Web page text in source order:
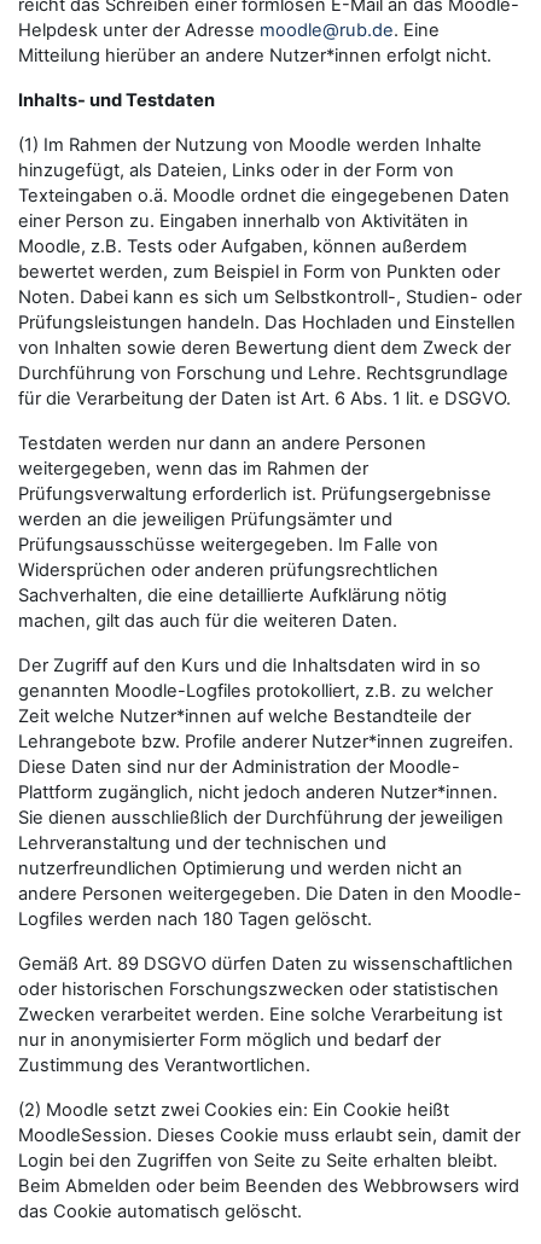
reicht das Schreiben einer formlosen E-Mail an das Moodle-
Helpdesk unter der Adresse moodle@rub.de. Eine
Mitteilung hierüber an andere Nutzer*innen erfolgt nicht.
Inhalts- und Testdaten
(1) Im Rahmen der Nutzung von Moodle werden Inhalte
hinzugefügt, als Dateien, Links oder in der Form von
Texteingaben o.ä. Moodle ordnet die eingegebenen Daten
einer Person zu. Eingaben innerhalb von Aktivitäten in
Moodle, z.B. Tests oder Aufgaben, können außerdem
bewertet werden, zum Beispiel in Form von Punkten oder
Noten. Dabei kann es sich um Selbstkontroll-, Studien- oder
Prüfungsleistungen handeln. Das Hochladen und Einstellen
von Inhalten sowie deren Bewertung dient dem Zweck der
Durchführung von Forschung und Lehre. Rechtsgrundlage
für die Verarbeitung der Daten ist Art. 6 Abs. 1 lit. e DSGVO.
Testdaten werden nur dann an andere Personen
weitergegeben, wenn das im Rahmen der
Prüfungsverwaltung erforderlich ist. Prüfungsergebnisse
werden an die jeweiligen Prüfungsämter und
Prüfungsausschüsse weitergegeben. Im Falle von
Widersprüchen oder anderen prüfungsrechtlichen
Sachverhalten, die eine detaillierte Aufklärung nötig
machen, gilt das auch für die weiteren Daten.
Der Zugriff auf den Kurs und die Inhaltsdaten wird in so
genannten Moodle-Logfiles protokolliert, z.B. zu welcher
Zeit welche Nutzer*innen auf welche Bestandteile der
Lehrangebote bzw. Profile anderer Nutzer*innen zugreifen.
Diese Daten sind nur der Administration der Moodle-
Plattform zugänglich, nicht jedoch anderen Nutzer*innen.
Sie dienen ausschließlich der Durchführung der jeweiligen
Lehrveranstaltung und der technischen und
nutzerfreundlichen Optimierung und werden nicht an
andere Personen weitergegeben. Die Daten in den Moodle-
Logfiles werden nach 180 Tagen gelöscht.
Gemäß Art. 89 DSGVO dürfen Daten zu wissenschaftlichen
oder historischen Forschungszwecken oder statistischen
Zwecken verarbeitet werden. Eine solche Verarbeitung ist
nur in anonymisierter Form möglich und bedarf der
Zustimmung des Verantwortlichen.
(2) Moodle setzt zwei Cookies ein: Ein Cookie heißt
MoodleSession. Dieses Cookie muss erlaubt sein, damit der
Login bei den Zugriffen von Seite zu Seite erhalten bleibt.
Beim Abmelden oder beim Beenden des Webbrowsers wird
das Cookie automatisch gelöscht.